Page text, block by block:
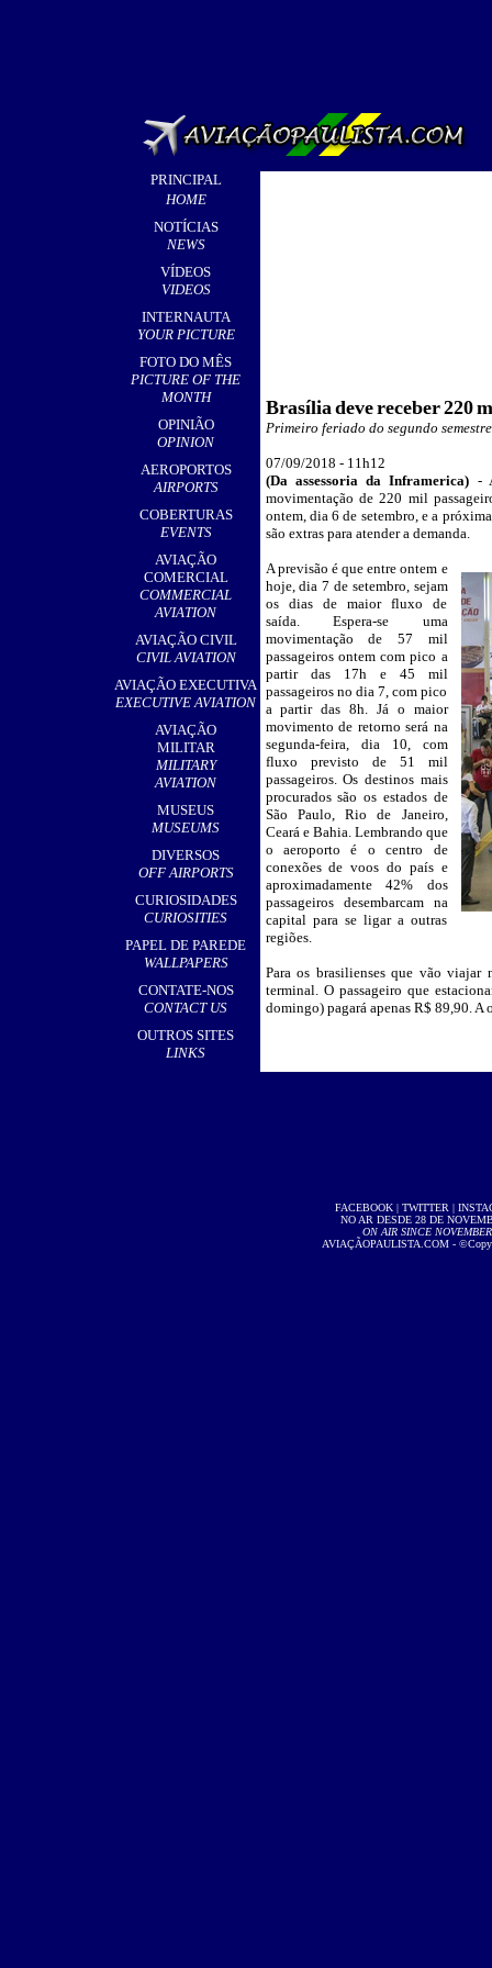
PRINCIPAL
HOME
NOTÍCIAS
NEWS
VÍDEOS
VIDEOS
INTERNAUTA
YOUR PICTURE
FOTO DO MÊS
PICTURE OF THE
MONTH
OPINIÃO
OPINION
AEROPORTOS
AIRPORTS
,
COBERTURAS
EVENTS
AVIAÇÃO
COMERCIAL
COMMERCIAL
AVIATION
AVIAÇÃO CIVIL
CIVIL AVIATION
AVIAÇÃO EXECUTIVA
EXECUTIVE AVIATION
AVIAÇÃO
MILITAR
MILITARY
AVIATION
MUSEUS
MUSEUMS
DIVERSOS
OFF AIRPORTS
CURIOSIDADES
CURIOSITIES
PAPEL DE PAREDE
WALLPAPERS
CONTATE-NOS
CONTACT US
OUTROS SITES
LINKS
Brasíliadevereceber220
Primeiro feriado do segundo
07/09/2018 - 11h12
(Da assessoria da Inframerica) -
movimentação de 220 mil
ontem, dia 6 de setembro, e a
são extras para atender a demanda.
__
A previsão é que entre ontem e
hoje, dia 7 de setembro, sejam
os dias de maior fluxo de
saída. Espera-se uma
movimentação de 57 mil
passageiros ontem com pico a
partir das 17h e 45 mil
passageiros no dia 7, com pico
a partir das 8h. Já o maior
movimento de retorno será na
segunda-feira, dia 10, com
fluxo previsto de 51 mil
passageiros. Os destinos mais
procurados são os estados de
São Paulo, Rio de Janeiro,
Ceará e Bahia. Lembrando que
o aeroporto é o centro de
conexões de voos do país e
aproximadamente 42% dos
passageiros desembarcam na
capital para se ligar a outras
regiões.
Para os brasilienses que vão viajar
terminal. O passageiro que
domingo) pagará apenas R$ 89,90.
FACEBOOK| TWITTER |
NO AR DESDE 28 DE
ON AIR SINCE
AVIAÇÃOPAULISTA.COM -